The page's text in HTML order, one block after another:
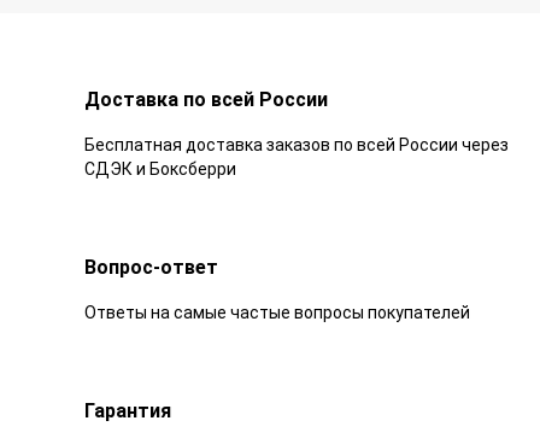
Доставка по всей России
Бесплатная доставка заказов по всей России через
СДЭК и Боксберри
Вопрос-ответ
Ответы на самые частые вопросы покупателей
Гарантия